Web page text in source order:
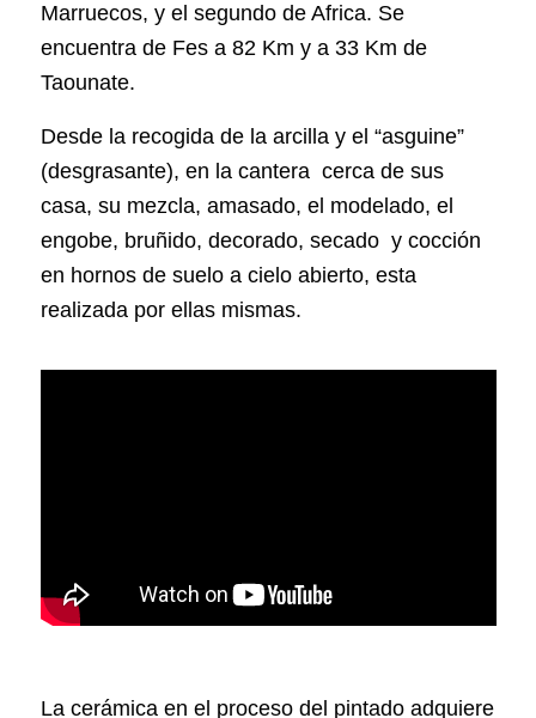
Marruecos, y el segundo de Africa. Se
encuentra de Fes a 82 Km y a 33 Km de
Taounate.
Desde la recogida de la arcilla y el “asguine”
(desgrasante), en la cantera cerca de sus
casa, su mezcla, amasado, el modelado, el
engobe, bruñido, decorado, secado y cocción
en hornos de suelo a cielo abierto, esta
realizada por ellas mismas.
La cerámica en el proceso del pintado adquiere